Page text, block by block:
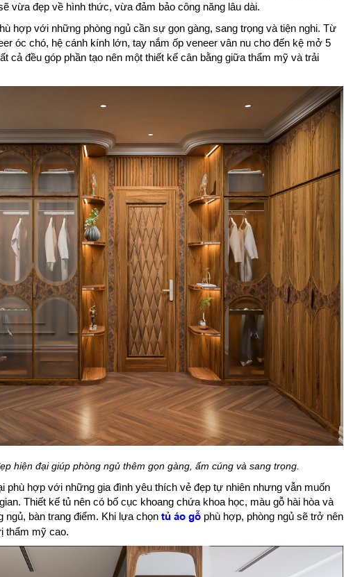
vừa đẹp về hình thức, vừa đảm bảo công năng lâu dài.
hợp với những phòng ngủ cần sự gọn gàng, sang trọng và tiện nghi. Từ
óc chó, hệ cánh kính lớn, tay nắm ốp veneer vân nu cho đến kệ mở 5
cả đều góp phần tạo nên một thiết kế cân bằng giữa thẩm mỹ và trải
hiện đại giúp phòng ngủ thêm gọn gàng, ấm cúng và sang trọng.
phù hợp với những gia đình yêu thích vẻ đẹp tự nhiên nhưng vẫn muốn
Thiết kế tủ nên có bố cục khoang chứa khoa học, màu gỗ hài hòa và
ngủ, bàn trang điểm. Khi lựa chọn tủ áo gỗ phù hợp, phòng ngủ sẽ trở nên
thẩm mỹ cao.